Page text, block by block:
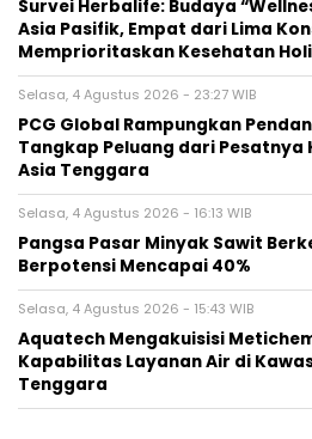
Survei Herbalife: Budaya
Asia Pasifik, Empat dari Lima
Memprioritaskan Kesehatan
Selasa, 4 Agustus 2026 - 23:27 WIB
PCG Global Rampungkan
Tangkap Peluang dari Pesatnya
Asia Tenggara
Selasa, 4 Agustus 2026 - 16:13 WIB
Pangsa Pasar Minyak Sawit
Berpotensi Mencapai 40%
Selasa, 4 Agustus 2026 - 15:43 WIB
Aquatech Mengakuisisi
Kapabilitas Layanan Air di
Tenggara